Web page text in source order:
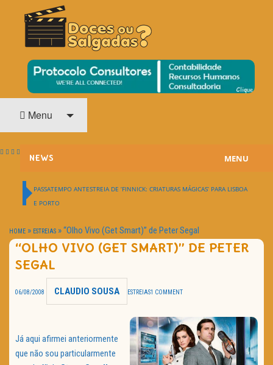
DOCES OU SALGADAS?
O Cinema? Uma Paixão!!
Menu
NEWS
HOME CINEMA
NOTA PESSOAL
TRAILER DO DIA
Política de Privacidade
MENU
PASSATEMPO ANTESTREIA DE ‘FINNICK: CRIATURAS MÁGICAS’ PARA LISBOA
E PORTO
HOME » ESTREIAS »“Olho Vivo (Get Smart)” de Peter Segal
“OLHO VIVO (GET SMART)” DE PETER
SEGAL
06/08/2008 CLAUDIO SOUSA ESTREIAS1 COMMENT
Já aqui afirmei anteriormente
que não sou particularmente